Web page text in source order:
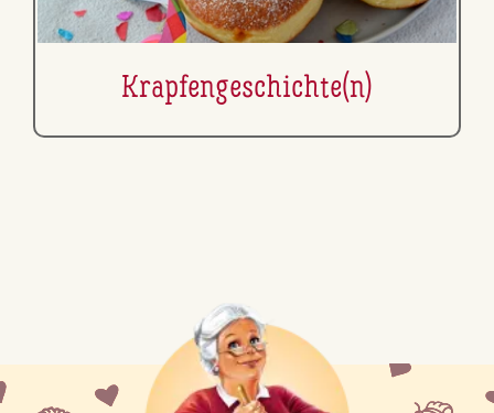
Krap­fen­ge­schich­te(n)